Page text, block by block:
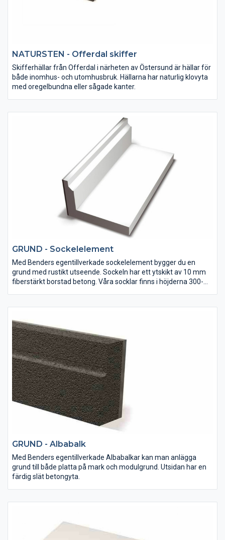
NATURSTEN - Offerdal skiffer
Skifferhällar från Offerdal i närheten av Östersund är hällar för
både inomhus- och utomhusbruk. Hällarna har naturlig klovyta
med oregelbundna eller sågade kanter.
GRUND - Sockelelement
Med Benders egentillverkade sockelelement bygger du en
grund med rustikt utseende. Sockeln har ett ytskikt av 10 mm
fiberstärkt borstad betong. Våra socklar finns i höjderna 300-
GRUND - Albabalk
Med Benders egentillverkade Albabalkar kan man anlägga
grund till både platta på mark och modulgrund. Utsidan har en
färdig slät betongyta.